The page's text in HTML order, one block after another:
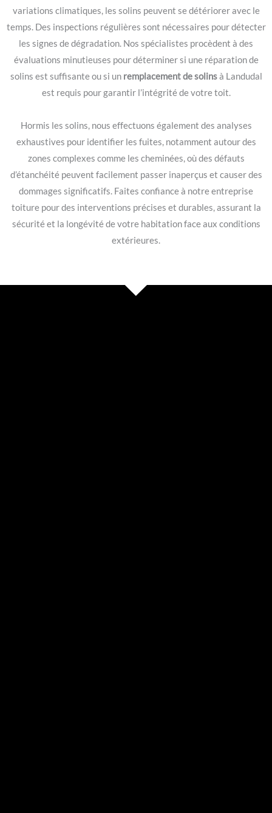
variations climatiques, les solins peuvent se détériorer avec le
temps. Des inspections régulières sont nécessaires pour détecter
les signes de dégradation. Nos spécialistes procèdent à des
évaluations minutieuses pour déterminer si une réparation de
solins est suffisante ou si un remplacement de solinsà Landudal
est requis pour garantir l’intégrité de votre toit.
Hormis les solins, nous effectuons également des analyses
exhaustives pour identifier les fuites, notamment autour des
zones complexes comme les cheminées, où des défauts
d’étanchéité peuvent facilement passer inaperçus et causer des
dommages significatifs. Faites confiance à notre entreprise
toiture pour des interventions précises et durables, assurant la
sécurité et la longévité de votre habitation face aux conditions
extérieures.